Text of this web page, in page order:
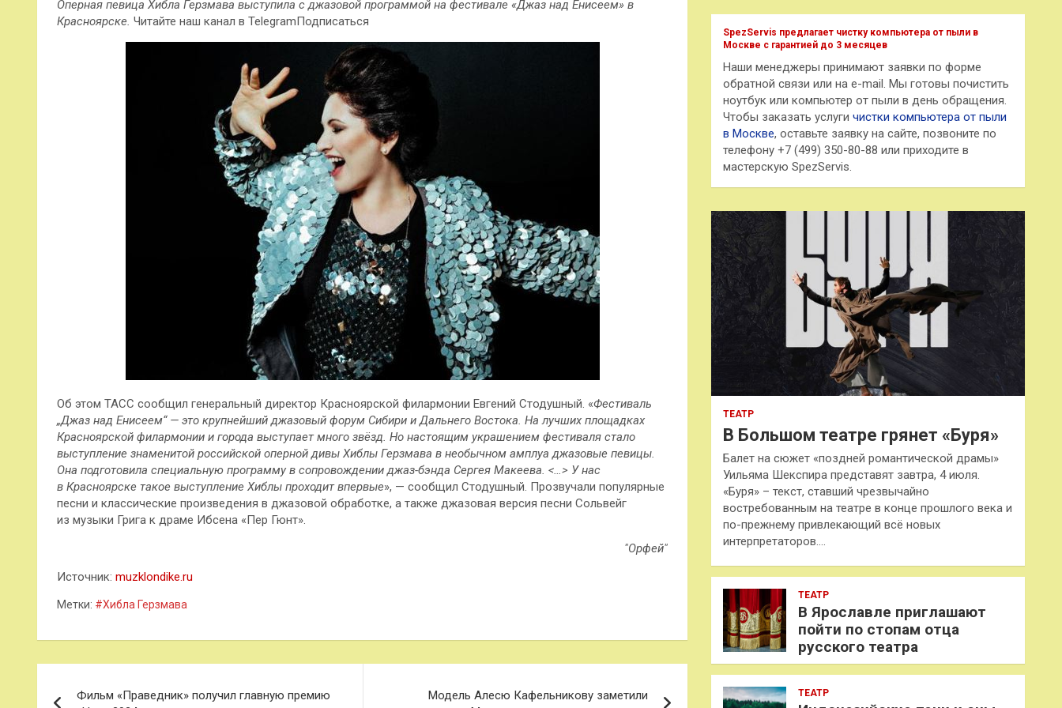
Оперная певица Хибла Герзмава выступила с джазовой программой на фестивале «Джаз над Енисеем» в
Красноярске. Читайте наш канал в TelegramПодписаться
Об этом ТАСС сообщил генеральный директор Красноярской филармонии Евгений Стодушный. «Фестиваль
„Джаз над Енисеем“ — это крупнейший джазовый форум Сибири и Дальнего Востока. На лучших площадках
Красноярской филармонии и города выступает много звёзд. Но настоящим украшением фестиваля стало
выступление знаменитой российской оперной дивы Хиблы Герзмава в необычном амплуа джазовые певицы.
Она подготовила специальную программу в сопровождении джаз-бэнда Сергея Макеева. <…> У нас
в Красноярске такое выступление Хиблы проходит впервые», — сообщил Стодушный. Прозвучали популярные
песни и классические произведения в джазовой обработке, а также джазовая версия песни Сольвейг
из музыки Грига к драме Ибсена «Пер Гюнт».
"Орфей"
Источник: muzklondike.ru
Метки: #Хибла Герзмава
Фильм «Праведник» получил главную премию
Модель Алесю Кафельникову заметили
к
SpezServis предлагает чистку компьютера от пыли в
Москве с гарантией до 3 месяцев
Наши менеджеры принимают заявки по форме
обратной связи или на e-mail. Мы готовы почистить
ноутбук или компьютер от пыли в день обращения.
Чтобы заказать услугичистки компьютера от пыли
в Москве, оставьте заявку на сайте, позвоните по
телефону +7 (499) 350-80-88 или приходите в
мастерскую SpezServis.
ТЕАТР
В Большом театре грянет «Буря»
Балет на сюжет «поздней романтической драмы»
Уильяма Шекспира представят завтра, 4 июля.
«Буря» – текст, ставший чрезвычайно
востребованным на театре в конце прошлого века и
по-прежнему привлекающий всё новых
интерпретаторов.…
ТЕАТР
В Ярославле приглашают
пойти по стопам отца
русского театра
ТЕАТР